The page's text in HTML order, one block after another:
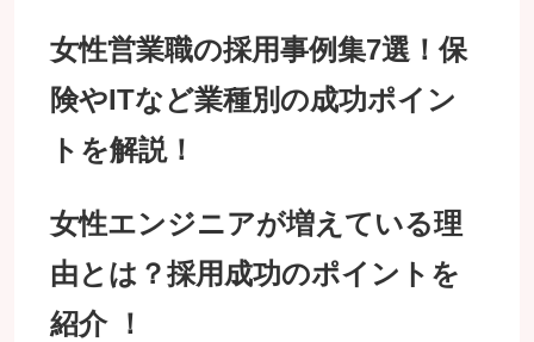
女性営業職の採用事例集7選！保
険やITなど業種別の成功ポイン
トを解説！
女性エンジニアが増えている理
由とは？採用成功のポイントを
紹介 ！